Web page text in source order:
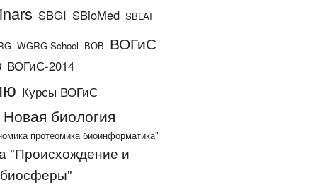
SBGI SBioMed SBLAI
WGRG School ВОВ ВОГиС
ВОГиС-2014
Курсы ВОГиС
Новая биология
протеомика биоинформатика"
"Происхождение и